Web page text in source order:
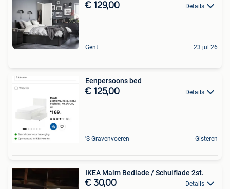
€ 129,00 Details
Gent 23 jul 26
Eenpersoons bed
€ 125,00 Details
'S Gravenvoeren Gisteren
IKEA Malm Bedlade / Schuiflade 2st.
€ 30,00 Details